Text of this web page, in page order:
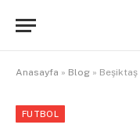
Anasayfa » Blog » Beşiktaş
FUTBOL